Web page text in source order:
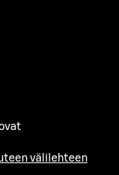
välilehteen